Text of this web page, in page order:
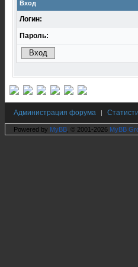
Вход
Логин:
Пароль:
Администрация форума |
Powered by MyBB , © 2001-2026 MyBB